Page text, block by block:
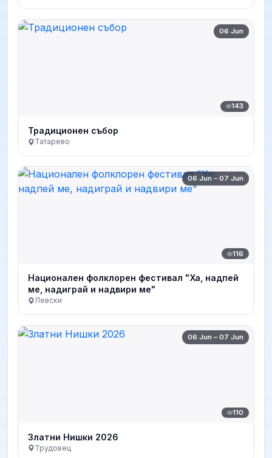
06 Jun
143
Традиционен събор
Татарево
06 Jun – 07 Jun
116
Национален фолклорен фестивал "Ха, надпей
ме, надиграй и надвири ме"
Левски
06 Jun – 07 Jun
110
Златни Нишки 2026
Трудовец